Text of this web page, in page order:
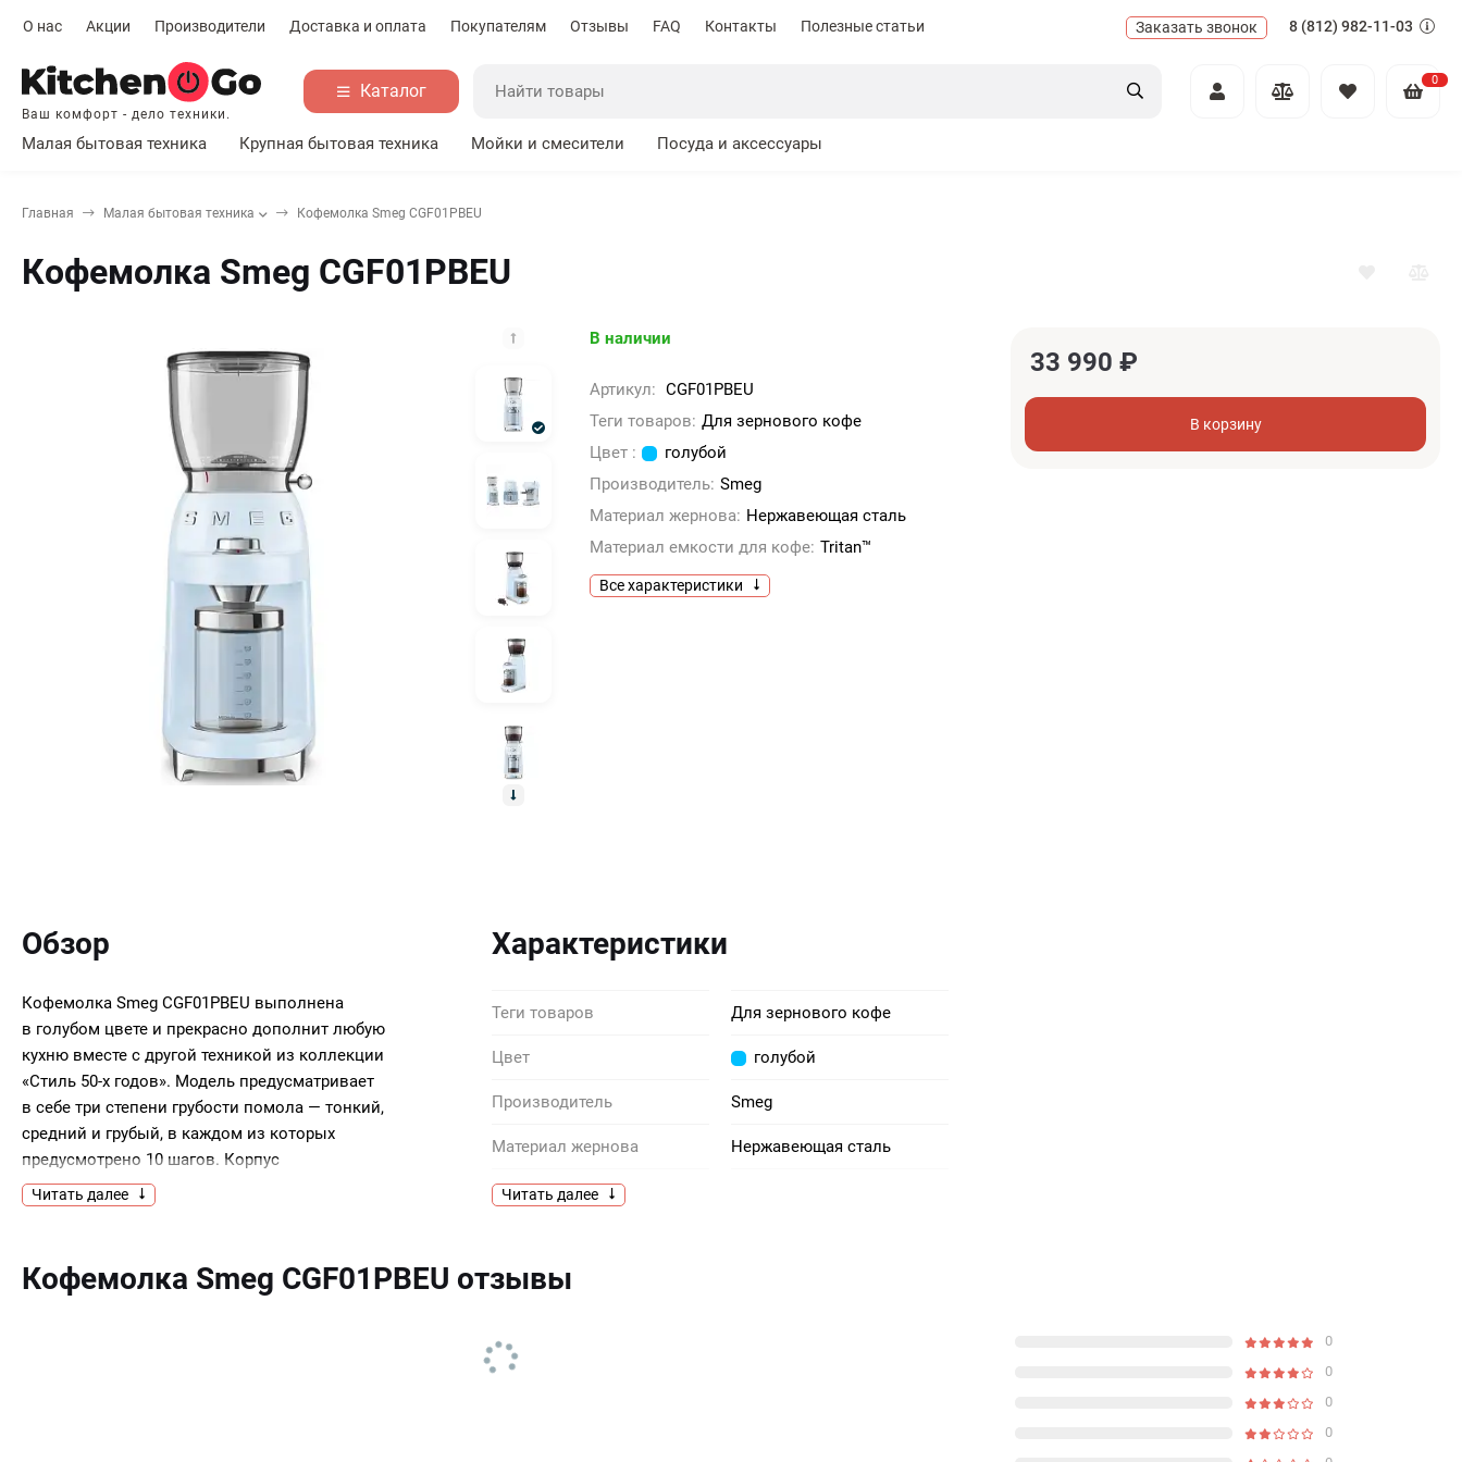
О нас Акции Производители Доставка и оплата Покупателям Отзывы FAQ Контакты Полезные статьи Заказать звонок 8 (812) 982-11-03
Ваш комфорт - дело техники.
Каталог
0
Малая бытовая техника Крупная бытовая техника Мойки и смесители Посуда и аксессуары
Главная Малая бытовая техника Кофемолка Smeg CGF01PBEU
Кофемолка Smeg CGF01PBEU
В наличии
Артикул: CGF01PBEU
Теги товаров: Для зернового кофе
Цвет :
голубой
Производитель: Smeg
Материал жернова: Нержавеющая сталь
Материал емкости для кофе: Tritan™
Все характеристики
33 990 ₽
В корзину
Обзор
Кофемолка Smeg CGF01PBEU выполнена
в голубом цвете и прекрасно дополнит любую
кухню вместе с другой техникой из коллекции
«Стиль 50-х годов». Модель предусматривает
в себе три степени грубости помола — тонкий,
средний и грубый, в каждом из которых
предусмотрено 10 шагов. Корпус
из нержавеющей стали гарантирует
долговечность эксплуатации.Ключевые
из нержавеющей сталиРегулировка количества
кофе
Читать далее
Характеристики
Теги товаров Для зернового кофе
Цвет голубой
Производитель Smeg
Материал жернова Нержавеющая сталь
Материал емкости для
кофе
американо
Аксессуары в комплекте
Читать далее
Кофемолка Smeg CGF01PBEU отзывы
0
0
0
0